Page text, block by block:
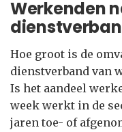
Werkenden
Hoe groot is de
dienstverband van
Is het aandeel
week werkt in de
jaren toe- of